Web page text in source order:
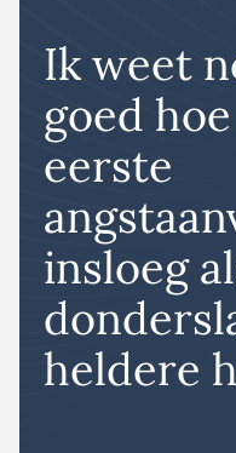
Ik weet
goed
eerste
insloeg
heldere